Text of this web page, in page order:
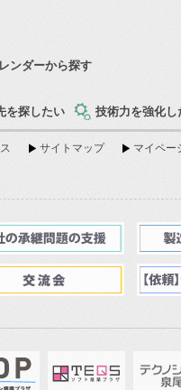
ンダーから探す
を探したい 技術力を強化し
サイトマップ マイペー